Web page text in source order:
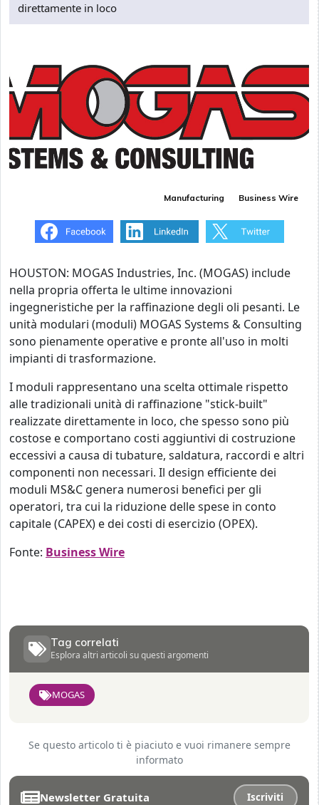
direttamente in loco
Manufacturing Business Wire
HOUSTON: MOGAS Industries, Inc. (MOGAS) include
nella propria offerta le ultime innovazioni
ingegneristiche per la raffinazione degli oli pesanti. Le
unità modulari (moduli) MOGAS Systems & Consulting
sono pienamente operative e pronte all'uso in molti
impianti di trasformazione.
I moduli rappresentano una scelta ottimale rispetto
alle tradizionali unità di raffinazione "stick-built"
realizzate direttamente in loco, che spesso sono più
costose e comportano costi aggiuntivi di costruzione
eccessivi a causa di tubature, saldatura, raccordi e altri
componenti non necessari. Il design efficiente dei
moduli MS&C genera numerosi benefici per gli
operatori, tra cui la riduzione delle spese in conto
capitale (CAPEX) e dei costi di esercizio (OPEX).
Fonte: Business Wire
Tag correlati
Esplora altri articoli su questi argomenti
MOGAS
Se questo articolo ti è piaciuto e vuoi rimanere sempre
informato
Newsletter Gratuita Iscriviti